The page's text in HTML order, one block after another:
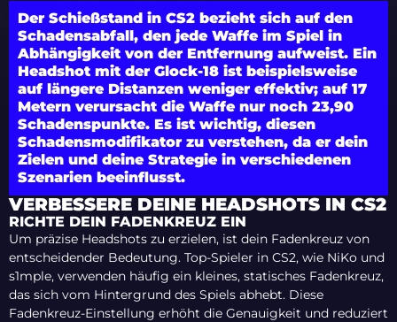
Der Schießstand in CS2 bezieht sich auf den
Schadensabfall, den jede Waffe im Spiel in
Abhängigkeit von der Entfernung aufweist. Ein
Headshot mit der Glock-18 ist beispielsweise
auf längere Distanzen weniger effektiv; auf 17
Metern verursacht die Waffe nur noch 23,90
Schadenspunkte. Es ist wichtig, diesen
Schadensmodifikator zu verstehen, da er dein
Zielen und deine Strategie in verschiedenen
Szenarien beeinflusst.
VERBESSERE DEINE HEADSHOTS IN CS2
RICHTE DEIN FADENKREUZ EIN
Um präzise Headshots zu erzielen, ist dein Fadenkreuz von
entscheidender Bedeutung. Top-Spieler in CS2, wie NiKo und
s1mple, verwenden häufig ein kleines, statisches Fadenkreuz,
das sich vom Hintergrund des Spiels abhebt. Diese
Fadenkreuz-Einstellung erhöht die Genauigkeit und reduziert